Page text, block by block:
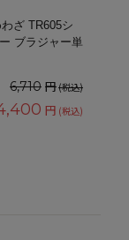
ざ TR605シ
ブラジャー単
6,710 円(税込)
円 (税込)